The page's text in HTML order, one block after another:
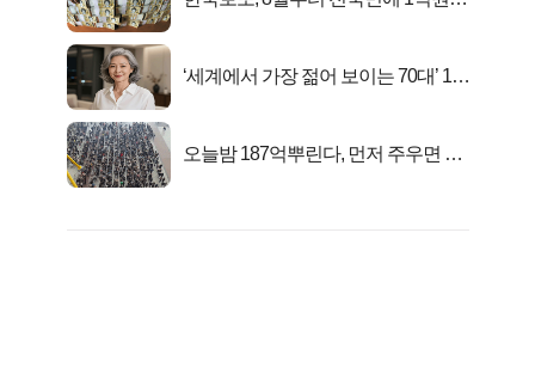
‘세계에서 가장 젊어 보이는 70대’ 1위
오늘밤 187억뿌린다, 먼저 주우면 최